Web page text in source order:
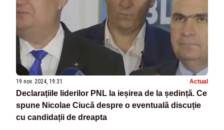
19 nov. 2024, 19:31 Actual
Declarațiile liderilor PNL la ieșirea de la ședință. Ce
spune Nicolae Ciucă despre o eventuală discuție
cu candidații de dreapta